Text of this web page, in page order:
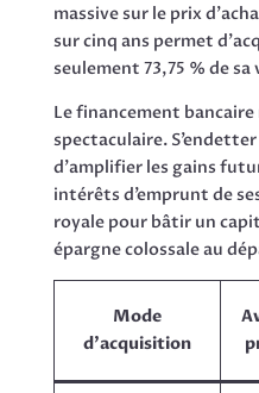
massive sur le prix
sur cinq ans permet
seulement 73,75 % de sa
Le financement
spectaculaire.
d’amplifier les gains
intérêts d’emprunt de
royale pour bâtir un
épargne colossale au
Mode
d’acquisition